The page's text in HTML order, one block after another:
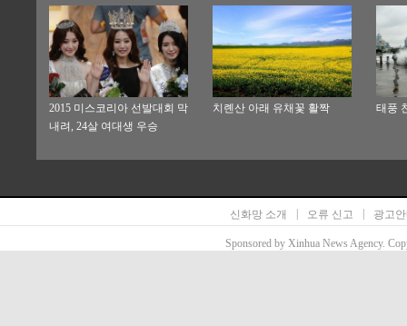
2015 미스코리아 선발대회 막
내려, 24살 여대생 우승
치롄산 아래 유채꽃 활짝 태풍